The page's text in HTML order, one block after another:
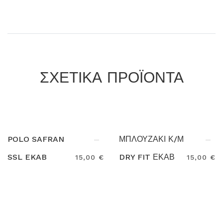
ΣΧΕΤΙΚΑ ΠΡΟΪΟΝΤΑ
POLO SAFRAN
SSL EKAB
15,00 €
ΜΠΛΟΥΖΑΚΙ Κ/Μ
DRY FIT ΕΚΑΒ
15,00 €